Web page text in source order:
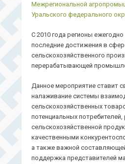
Межрегиональной
Уральского федерального
С 2010 года регионы
последние достижения в
сельскохозяйственного
перерабатывающей
Данное мероприятие ставит
налаживание системы
сельскохозяйственных
потенциальных
сельскохозяйственной
качественными
а также важной
поддержка представителей